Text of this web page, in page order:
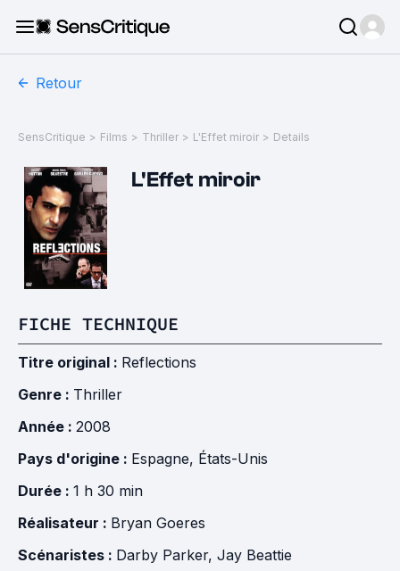
Retour
SensCritique > Films > Thriller > L'Effet miroir > Details
L'Effet miroir
FICHE TECHNIQUE
Titre original : Reflections
Genre : Thriller
Année : 2008
Pays d'origine : Espagne, États-Unis
Durée : 1 h 30 min
Réalisateur : Bryan Goeres
Scénaristes : Darby Parker, Jay Beattie